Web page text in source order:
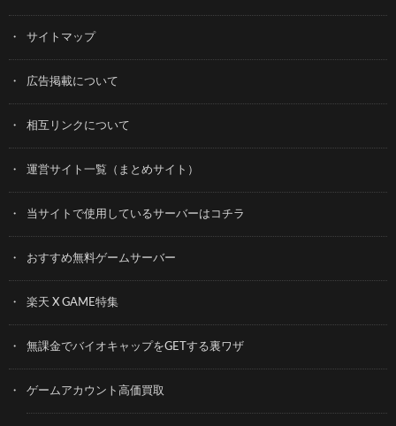
サイトマップ
広告掲載について
相互リンクについて
運営サイト一覧（まとめサイト）
当サイトで使用しているサーバーはコチラ
おすすめ無料ゲームサーバー
楽天 X GAME特集
無課金でバイオキャップをGETする裏ワザ
ゲームアカウント高価買取